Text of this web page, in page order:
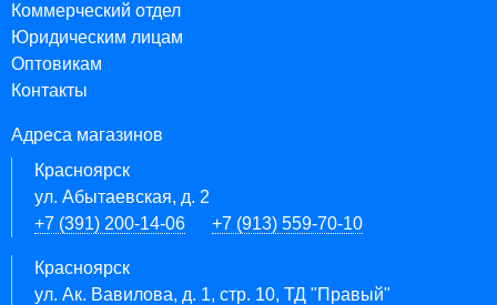
Коммерческий отдел
Юридическим лицам
Оптовикам
Контакты
Адреса магазинов
Красноярск
ул. Абытаевская, д. 2
+7 (391) 200-14-06
+7 (913) 559-70-10
Красноярск
ул. Ак. Вавилова, д. 1, стр. 10, ТД "Правый"